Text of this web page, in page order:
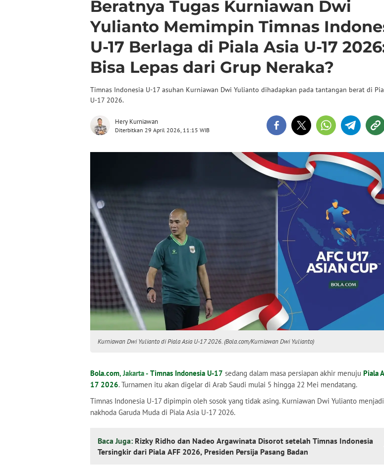
Beratnya Tugas Kurniawan Dwi
Yulianto Memimpin Timnas
U-17 Berlaga di Piala Asia U-17
Bisa Lepas dari Grup Neraka?
Timnas Indonesia U-17 asuhan Kurniawan Dwi Yulianto dihadapkan pada tantangan berat di
U-17 2026.
Hery Kurniawan
Diterbitkan 29 April 2026, 11:15 WIB
Kurniawan Dwi Yulianto di Piala Asia U-17 2026. (Bola.com/Kurniawan Dwi Yulianto)
Bola.com, Jakarta - Timnas Indonesia U-17 sedang dalam masa persiapan akhir menuju Piala
17 2026. Turnamen itu akan digelar di Arab Saudi mulai 5 hingga 22 Mei mendatang.
Timnas Indonesia U-17 dipimpin oleh sosok yang tidak asing. Kurniawan Dwi Yulianto menjadi
nakhoda Garuda Muda di Piala Asia U-17 2026.
Baca Juga: Rizky Ridho dan Nadeo Argawinata Disorot setelah Timnas Indonesia
Tersingkir dari Piala AFF 2026, Presiden Persija Pasang Badan